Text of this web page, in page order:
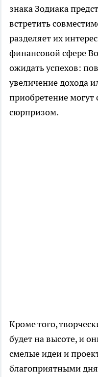
знака Зодиака
встретить
разделяет их
финансовой сфере
ожидать успехов:
увеличение дохода
приобретение могут
сюрпризом.
Кроме того,
будет на высоте, и
смелые идеи и
благоприятными